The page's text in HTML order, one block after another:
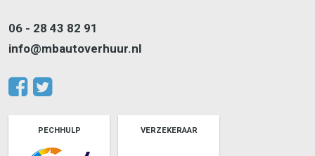
06 - 28 43 82 91
info@mbautoverhuur.nl
PECHHULP VERZEKERAAR